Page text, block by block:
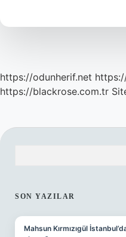
https://odunherif.net
https://blackrose.com.tr
SON YAZILAR
Mahsun Kırmızıgül